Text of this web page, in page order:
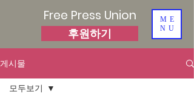
Free Press Union
후원하기
ME
NU
게시물
모두보기